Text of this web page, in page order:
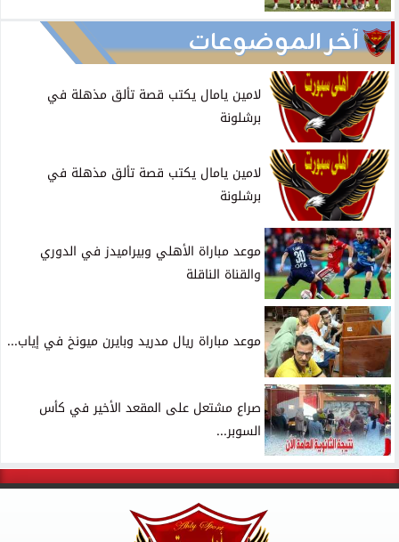
آخر الموضوعات
لامين يامال يكتب قصة تألق مذهلة في
برشلونة
لامين يامال يكتب قصة تألق مذهلة في
برشلونة
موعد مباراة الأهلي وبيراميدز في الدوري
والقناة الناقلة
موعد مباراة ريال مدريد وبايرن ميونخ في إياب...
صراع مشتعل على المقعد الأخير في كأس
السوبر...